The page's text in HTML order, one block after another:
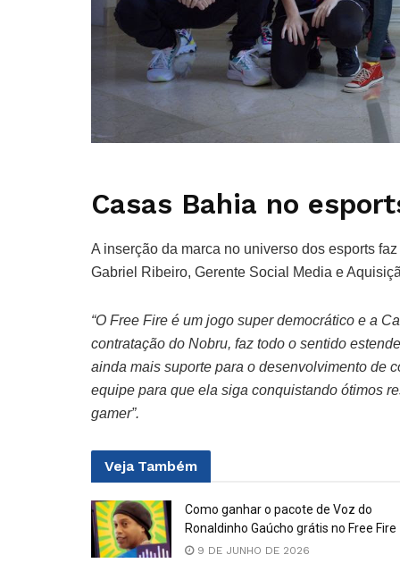
Casas Bahia no
A inserção da marca no universo dos esports
Gabriel Ribeiro, Gerente Social Media e
“O Free Fire é um jogo super democrático e a
contratação do Nobru, faz todo o sentido
ainda mais suporte para o desenvolvimento de
equipe para que ela siga conquistando ótimos
gamer”.
Veja Também
Como ganhar o pacote de Voz do
Ronaldinho Gaúcho grátis no Free Fire
9 DE JUNHO DE 2026